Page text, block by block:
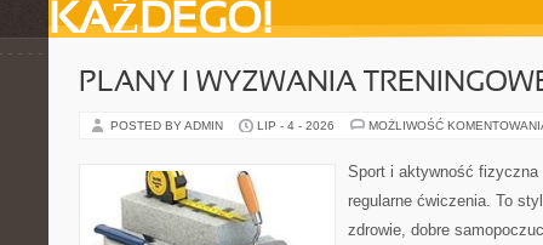
KAŻDEGO!
PLANY I WYZWANIA
POSTED BY ADMIN LIP - 4 - 2026 MOŻLIWOŚĆ
Sport i aktywność
regularne ćwiczenia. To
zdrowie, dobre